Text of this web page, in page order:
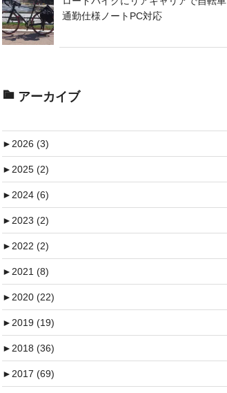
通勤仕様ノートPC対応
アーカイブ
►2026 (3)
►2025 (2)
►2024 (6)
►2023 (2)
►2022 (2)
►2021 (8)
►2020 (22)
►2019 (19)
►2018 (36)
►2017 (69)